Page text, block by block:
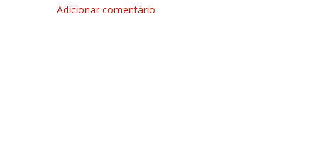
Adicionar comentário